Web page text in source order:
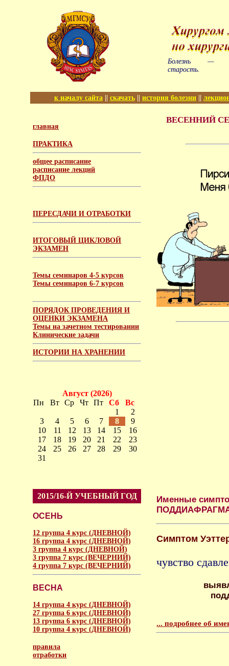
Болезнь —
старость.
к началу сайта || скачать|| история болезни||
главная
ПРАКТИКА
общее расписание
расписание лекций
ФПДО
ПЕРЕСДАЧИ И ОТРАБОТКИ
ИТОГОВЫЙ ЦИКЛОВОЙ
ЭКЗАМЕН
Темы семинаров 4-5 курсов
Темы семинаров 6-7 курсов
ПОРЯДОК ПРОВЕДЕНИЯ И
ОЦЕНКИ ЭКЗАМЕНА
Темы на зачетном тестировании
Клинические задачи
ИСТОРИИ НА ХРАНЕНИИ
Август (2026)
Пн
Вт Ср Чт Пт Сб
Вс
1
2
3
4 5 6 7 8
9
10
11 12 13 14 15
16
17
18 19 20 21 22
23
24
25 26 27 28 29
30
31
2015/16-Й УЧЕБНЫЙ ГОД
ОСЕНЬ
12 группа 4 курс (ДНЕВНОЙ)
16 группа 4 курс (ДНЕВНОЙ)
3 группа 4 курс (ДНЕВНОЙ)
3 группа 7 курс (ВЕЧЕРНИЙ)
4 группа 7 курс (ВЕЧЕРНИЙ)
ВЕСНА
14 группа 4 курс (ДНЕВНОЙ)
27 группа 6 курс (ДНЕВНОЙ)
13 группа 6 курс (ДНЕВНОЙ)
10 группа 4 курс (ДНЕВНОЙ)
правила
отработки
ВЕСЕННИЙ
Именные
Симптом
чувство
... подробнее об